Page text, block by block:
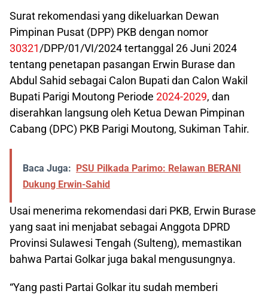
Surat rekomendasi yang dikeluarkan Dewan
Pimpinan Pusat (DPP) PKB dengan nomor
30321/DPP/01/VI/2024 tertanggal 26 Juni 2024
tentang penetapan pasangan Erwin Burase dan
Abdul Sahid sebagai Calon Bupati dan Calon Wakil
Bupati Parigi Moutong Periode 2024-2029, dan
diserahkan langsung oleh Ketua Dewan Pimpinan
Cabang (DPC) PKB Parigi Moutong, Sukiman Tahir.
Baca Juga:
PSU Pilkada Parimo: Relawan BERANI
Dukung Erwin-Sahid
Usai menerima rekomendasi dari PKB, Erwin Burase
yang saat ini menjabat sebagai Anggota DPRD
Provinsi Sulawesi Tengah (Sulteng), memastikan
bahwa Partai Golkar juga bakal mengusungnya.
“Yang pasti Partai Golkar itu sudah memberi